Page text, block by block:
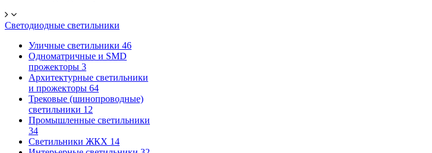
Светодиодные светильники
Уличные светильники 46
Одноматричные и SMD
прожекторы 3
Архитектурные светильники
и прожекторы 64
Трековые (шинопроводные)
светильники 12
Промышленные светильники
34
Светильники ЖКХ 14